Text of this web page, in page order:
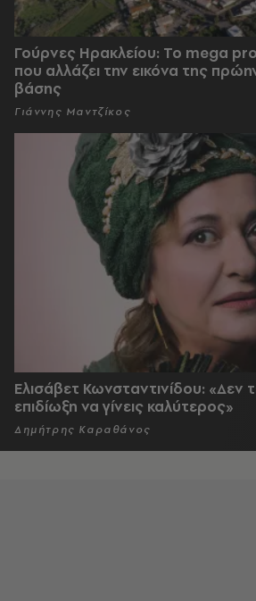
Γούρνες Ηρακλείου: To mega
που αλλάζει την εικόνα της
βάσης
Γιάννης Μαντζίκος
Ελισάβετ Κωνσταντινίδου: «Δεν
επιδίωξη να γίνεις καλύτερος»
Δημήτρης Καραθάνος